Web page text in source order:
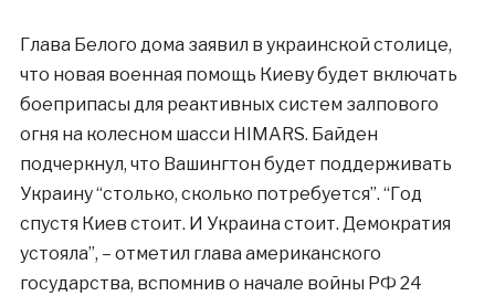
Глава Белого дома заявил в украинской столице,
что новая военная помощь Киеву будет включать
боеприпасы для реактивных систем залпового
огня на колесном шасси HIMARS. Байден
подчеркнул, что Вашингтон будет поддерживать
Украину “столько, сколько потребуется”. “Год
спустя Киев стоит. И Украина стоит. Демократия
устояла”, – отметил глава американского
государства, вспомнив о начале войны РФ 24